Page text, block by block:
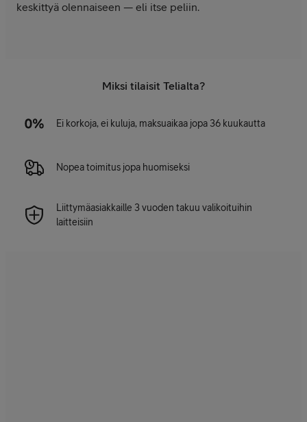
keskittyä olennaiseen — eli itse peliin.
Miksi tilaisit Telialta?
Ei korkoja, ei kuluja, maksuaikaa jopa 36 kuukautta
Nopea toimitus jopa huomiseksi
Liittymäasiakkaille 3 vuoden takuu valikoituihin
laitteisiin